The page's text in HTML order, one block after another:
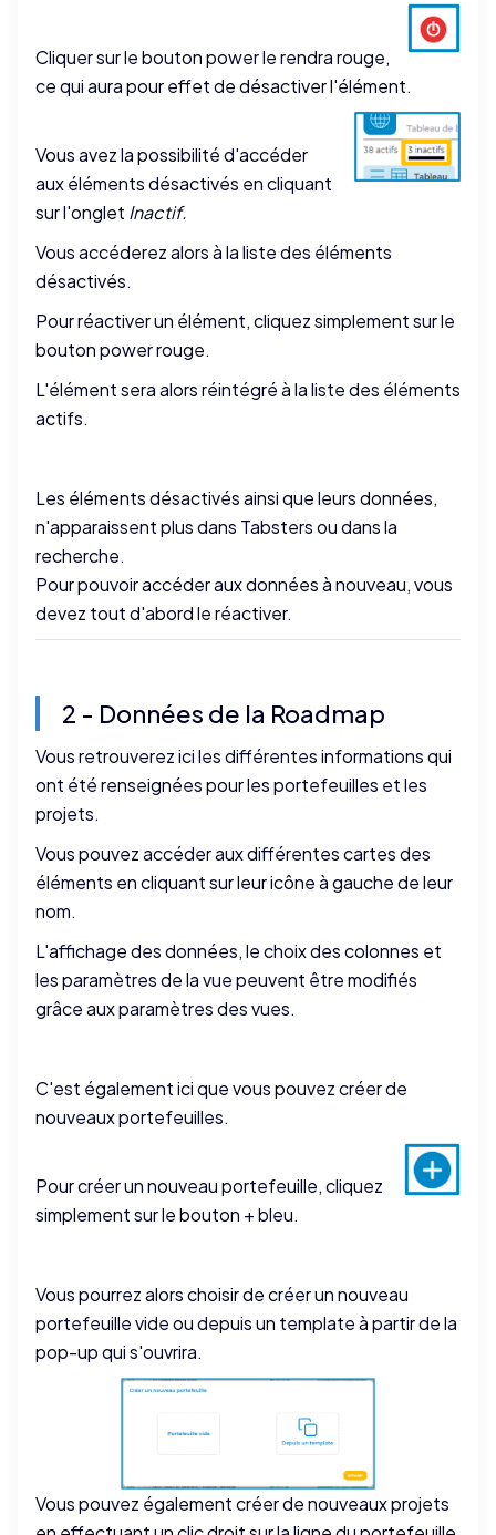
Cliquer sur le bouton power le rendra rouge,
ce qui aura pour effet de désactiver l'élément.
Vous avez la possibilité d'accéder
aux éléments désactivés en cliquant
sur l'onglet Inactif.
Vous accéderez alors à la liste des éléments
désactivés.
Pour réactiver un élément, cliquez simplement sur le
bouton power rouge.
L'élément sera alors réintégré à la liste des éléments
actifs.
Les éléments désactivés ainsi que leurs données,
n'apparaissent plus dans Tabsters ou dans la
recherche.
Pour pouvoir accéder aux données à nouveau, vous
devez tout d'abord le réactiver.
2 - Données de la Roadmap
Vous retrouverez ici les différentes informations qui
ont été renseignées pour les portefeuilles et les
projets.
Vous pouvez accéder aux différentes cartes des
éléments en cliquant sur leur icône à gauche de leur
nom.
L'affichage des données, le choix des colonnes et
les paramètres de la vue peuvent être modifiés
grâceaux paramètres des vues.
C'est également ici que vous pouvez créer de
nouveaux portefeuilles.
Pour créer un nouveau portefeuille, cliquez
simplement sur le bouton + bleu.
Vous pourrez alors choisir de créer un nouveau
portefeuille vide ou depuis un template à partir de la
pop-up qui s'ouvrira.
Vous pouvez également créer de nouveaux projets